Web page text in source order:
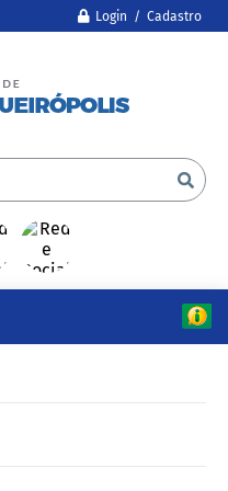
Login / Cadastro